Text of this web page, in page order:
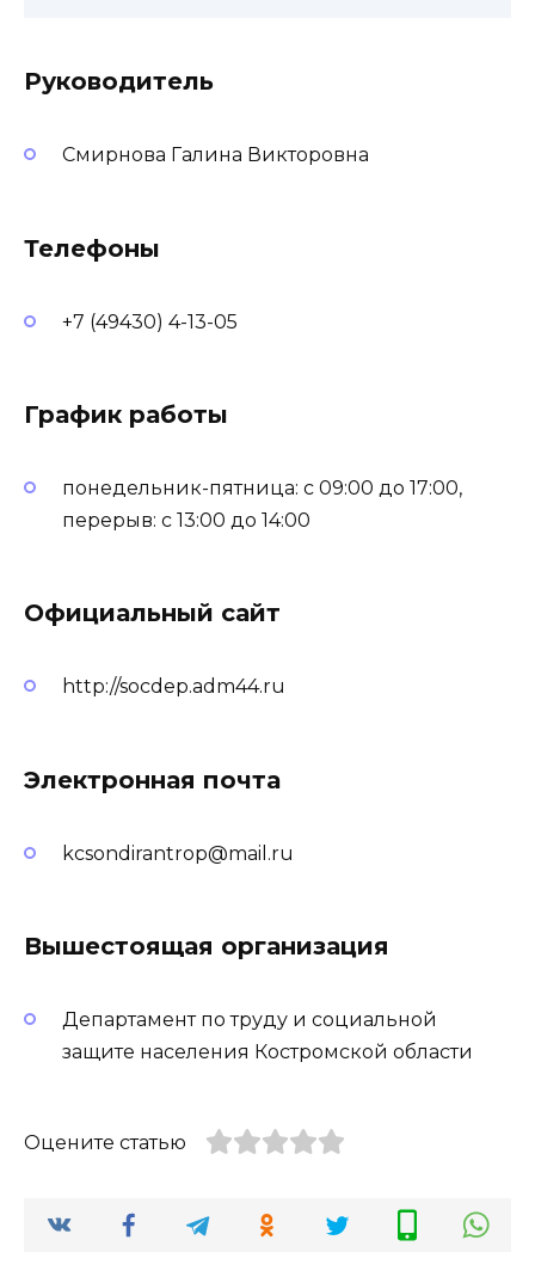
Руководитель
Смирнова Галина Викторовна
Телефоны
+7 (49430) 4-13-05
График работы
понедельник-пятница: с 09:00 до 17:00,
перерыв: с 13:00 до 14:00
Официальный сайт
http://socdep.adm44.ru
Электронная почта
kcsondirantrop@mail.ru
Вышестоящая организация
Департамент по труду и социальной
защите населения Костромской области
Оцените статью